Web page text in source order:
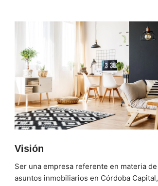
Visión
Ser una empresa referente en materia de
asuntos inmobiliarios en Córdoba Capital,